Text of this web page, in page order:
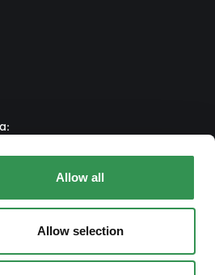
Allow all
Allow selection
Privacy